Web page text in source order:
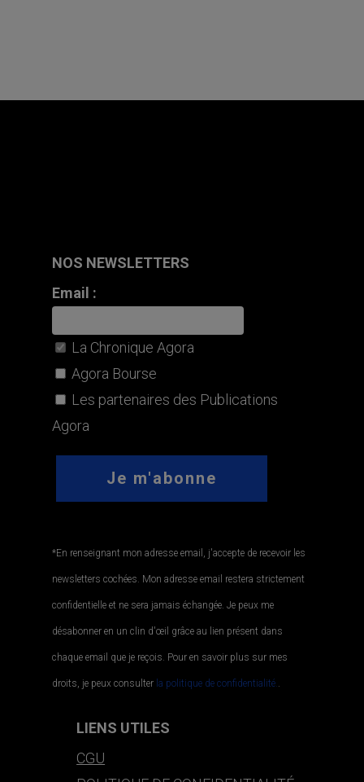
NOS NEWSLETTERS
Email :
La Chronique Agora
Agora Bourse
Les partenaires des Publications
Agora
*En renseignant mon adresse email, j'accepte de recevoir les
newsletters cochées. Mon adresse email restera strictement
confidentielle et ne sera jamais échangée. Je peux me
désabonner en un clin d'œil grâce au lien présent dans
chaque email que je reçois. Pour en savoir plus sur mes
droits, je peux consulter la politique de confidentialité..
LIENS UTILES
CGU